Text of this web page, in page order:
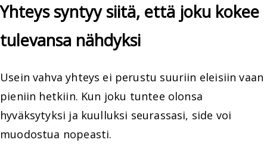
Yhteys syntyy siitä, että joku kokee
tulevansa nähdyksi
Usein vahva yhteys ei perustu suuriin eleisiin vaan
pieniin hetkiin. Kun joku tuntee olonsa
hyväksytyksi ja kuulluksi seurassasi, side voi
muodostua nopeasti.